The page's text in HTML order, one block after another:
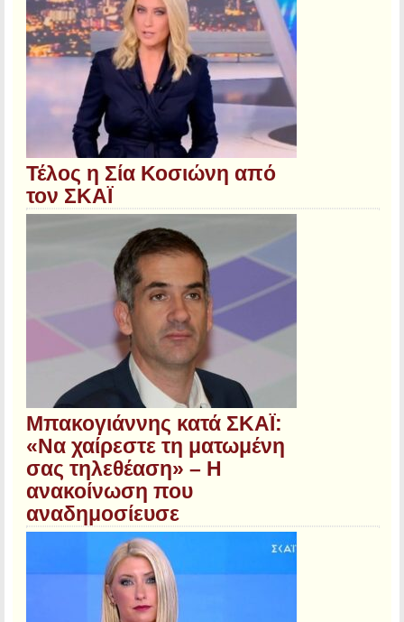
Τέλος η Σία Κοσιώνη από
τον ΣΚΑΪ
Μπακογιάννης κατά ΣΚΑΪ:
«Να χαίρεστε τη ματωμένη
σας τηλεθέαση» – Η
ανακοίνωση που
αναδημοσίευσε